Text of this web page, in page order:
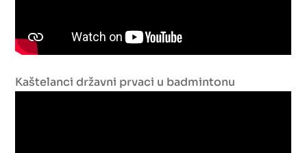
Kaštelanci državni prvaci u badmintonu